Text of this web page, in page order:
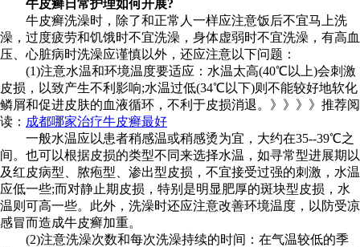
牛皮癣日常护理如何开展?
牛皮癣洗澡时，除了和正常人一样应注意饭后不宜马上洗
澡，过度疲劳和饥饿时不宜洗澡，身体虚弱时不宜洗澡，有高血
压、心脏病时洗澡应谨慎以外，还应注意以下问题：
(1)注意水温和环境温度要适应：水温太高(40℃以上)会刺激
皮损，以致产生不利影响;水温过低(34℃以下)则不能较好地软化
鳞屑和促进皮肤的血液循环，不利于皮损消退。》》》》推荐阅
读： 成都哪家治疗牛皮癣最好
一般水温应以患者稍感温或稍感烫为宜，大约在35--39℃之
间。也可以根据皮损的类型不同来选择水温，如寻常型进展期以
及红皮病型、脓疱型、渗出型皮损，不宜接受过强的刺激，水温
应低一些;而对静止期皮损，特别是明显肥厚的斑块型皮损，水
温则可高一些。此外，洗澡时还应注意改善环境温度，以防受凉
感冒而造成牛皮癣加重。
(2)注意洗澡次数和每次洗澡持续的时间：在气温较低的季